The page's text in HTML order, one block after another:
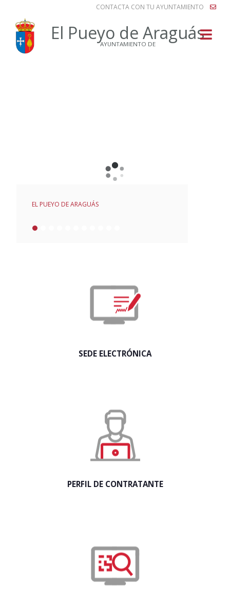
CONTACTA CON TU AYUNTAMIENTO
El Pueyo de Araguás
AYUNTAMIENTO DE
EL PUEYO DE ARAGUÁS
Ver más
ARAGUÁS
EL PLANO
EL SOTO
LA MUERA
TORRELISA
SAN LORIEN
ONCINS
LA PARDINA
LOS MOLINOS
SEDE ELECTRÓNICA
PERFIL DE CONTRATANTE